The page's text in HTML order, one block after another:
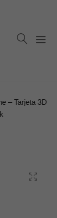
– Tarjeta 3D